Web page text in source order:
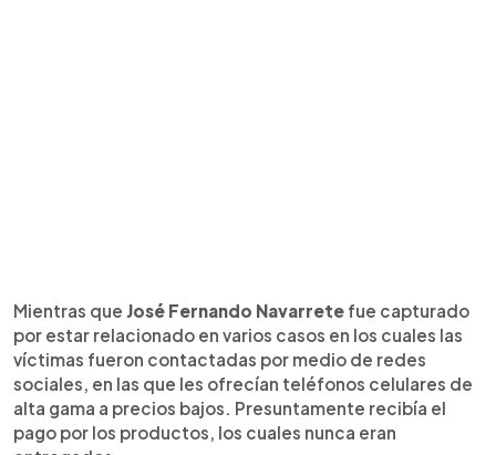
Mientras que José Fernando Navarrete fue capturado
por estar relacionado en varios casos en los cuales las
víctimas fueron contactadas por medio de redes
sociales, en las que les ofrecían teléfonos celulares de
alta gama a precios bajos. Presuntamente recibía el
pago por los productos, los cuales nunca eran